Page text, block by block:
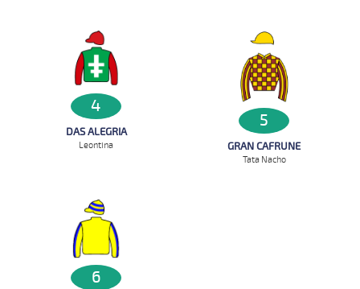
4
DAS ALEGRIA
Leontina
5
GRAN CAFRUNE
Tata Nacho
6